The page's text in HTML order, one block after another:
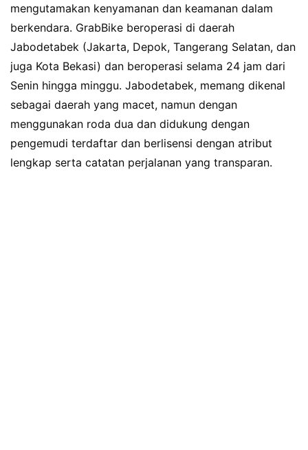
mengutamakan kenyamanan dan keamanan dalam
berkendara. GrabBike beroperasi di daerah
Jabodetabek (Jakarta, Depok, Tangerang Selatan, dan
juga Kota Bekasi) dan beroperasi selama 24 jam dari
Senin hingga minggu. Jabodetabek, memang dikenal
sebagai daerah yang macet, namun dengan
menggunakan roda dua dan didukung dengan
pengemudi terdaftar dan berlisensi dengan atribut
lengkap serta catatan perjalanan yang transparan.